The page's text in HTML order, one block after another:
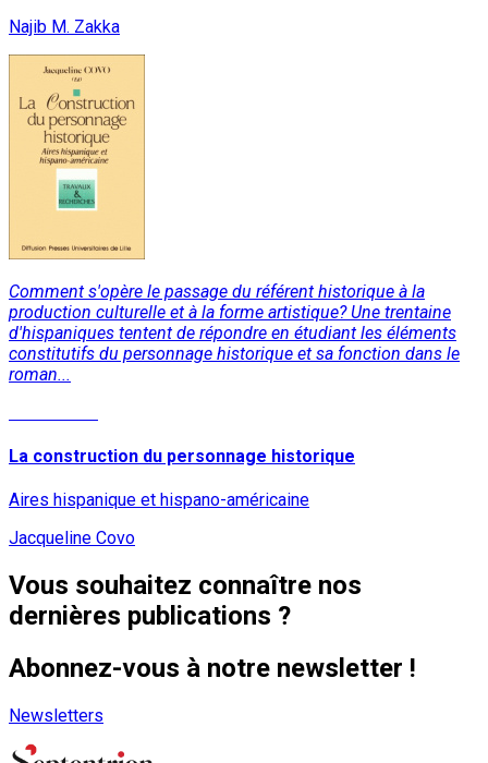
Najib M. Zakka
Comment s'opère le passage du référent historique à la
production culturelle et à la forme artistique? Une trentaine
d'hispaniques tentent de répondre en étudiant les éléments
constitutifs du personnage historique et sa fonction dans le
roman...
La construction du personnage historique
Aires hispanique et hispano-américaine
Jacqueline Covo
Vous souhaitez connaître nos
dernières publications ?
Abonnez-vous à notre newsletter !
Newsletters